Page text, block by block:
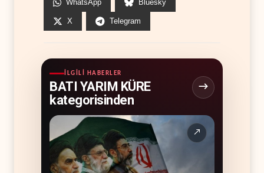
WhatsApp Bluesky
X Telegram
İLGILI HABERLER
BATI YARIM KÜRE
kategorisinden
↗